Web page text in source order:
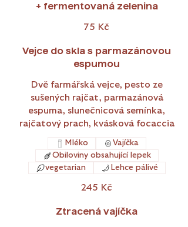
+ fermentovaná zelenina
75 Kč
Vejce do skla s parmazánovou
espumou
Dvě farmářská vejce, pesto ze
sušených rajčat, parmazánová
espuma, slunečnicová semínka,
rajčatový prach, kvásková focaccia
245 Kč
Mléko
Vajíčka
Obiloviny obsahující lepek
vegetarian
Lehce pálivé
Ztracená vajíčka